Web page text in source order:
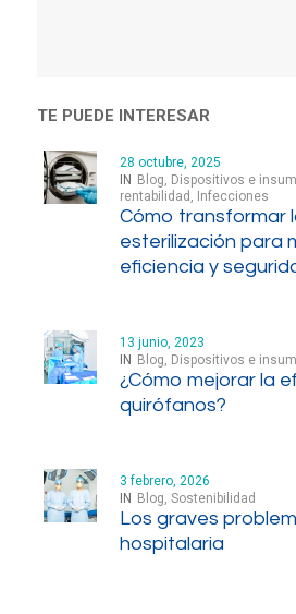
TE PUEDE INTERESAR
28 octubre, 2025
IN Blog Dispositivos e
rentabilidad
Infecciones
Cómo transformar
esterilización para
eficiencia y
13 junio, 2023
IN Blog Dispositivos e
¿Cómo mejorar la
quirófanos?
3 febrero, 2026
IN Blog Sostenibilidad
Los graves
hospitalaria